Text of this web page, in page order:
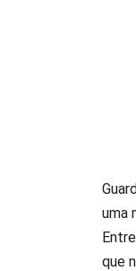
uma
que